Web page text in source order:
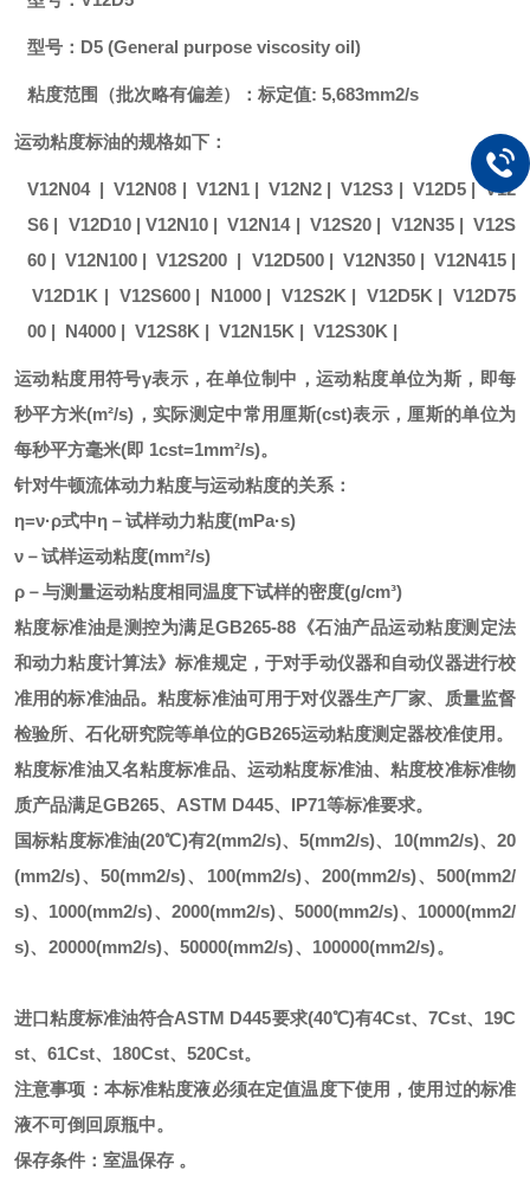
型号： D5 (General purpose viscosity oil)
粘度范围（批次略有偏差）：标定值: 5,683mm2/s
运动粘度标油的规格如下：
V12N04 |V12N08 | V12N1 |V12N2 |V12S3 | V12D5 |V12
S6 | V12D10 | V12N10 |V12N14 |V12S20 | V12N35 |V12S
60 |V12N100 | V12S200 | V12D500 | V12N350 | V12N415 |
V12D1K | V12S600 | N1000 | V12S2K | V12D5K | V12D75
00 | N4000 | V12S8K | V12N15K | V12S30K |
运动粘度用符号γ表示，在单位制中，运动粘度单位为斯，即每
秒平方米(m²/s)，实际测定中常用厘斯(cst)表示，厘斯的单位为
每秒平方毫米(即 1cst=1mm²/s)。
针对牛顿流体动力粘度与运动粘度的关系：
η=ν·ρ式中η－试样动力粘度(mPa·s)
ν－试样运动粘度(mm²/s)
ρ－与测量运动粘度相同温度下试样的密度(g/cm³)
粘度标准油是测控为满足GB265-88《石油产品运动粘度测定法
和动力粘度计算法》标准规定，于对手动仪器和自动仪器进行校
准用的标准油品。粘度标准油可用于对仪器生产厂家、质量监督
检验所、石化研究院等单位的GB265运动粘度测定器校准使用。
粘度标准油又名粘度标准品、运动粘度标准油、粘度校准标准物
质产品满足GB265、ASTM D445、IP71等标准要求。
国标粘度标准油(20℃)有2(mm2/s)、5(mm2/s)、10(mm2/s)、20
(mm2/s)、50(mm2/s)、100(mm2/s)、200(mm2/s)、500(mm2/
s)、1000(mm2/s)、2000(mm2/s)、5000(mm2/s)、10000(mm2/
s)、20000(mm2/s)、50000(mm2/s)、100000(mm2/s)。
进口粘度标准油符合ASTM D445要求(40℃)有4Cst、7Cst、19C
st、61Cst、180Cst、520Cst。
注意事项：本标准粘度液必须在定值温度下使用，使用过的标准
液不可倒回原瓶中。
保存条件：室温保存 。